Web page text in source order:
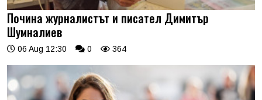
Почина журналистът и писател Димитър
Шумналиев
06 Aug 12:30 0 364